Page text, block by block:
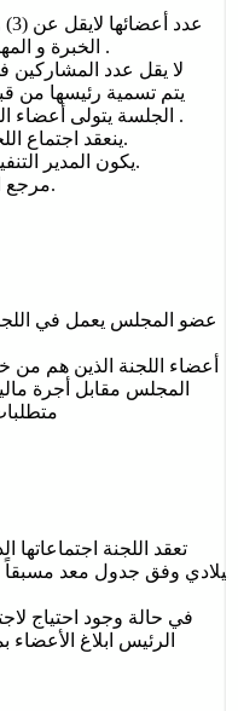
الخبرة و المهنية اللازمة لتنفيذ المهام بدرجة كافية .
الجلسة يتولى أعضاء اللجنة ترشيح واحد منهم بصورة مؤقته .
4-4 ينعقد اجتماع اللجنة بحضور 51% من عدد أعضائها.
4-5 يكون المدير التنفيذي أو أمين المجلس مقرراً للجنة.
4-6 مرجع اللجنة إلى رئيس مجلس الإدارة.
المجلس مقابل أجرة
ميلادي وفق جدول معد مسبقاً
الرئيس ابلاغ